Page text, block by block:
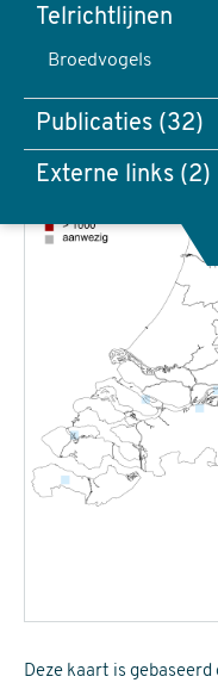
Telrichtlijnen
Broedvogels
Publicaties (32)
Externe links (2)
Deze kaart is